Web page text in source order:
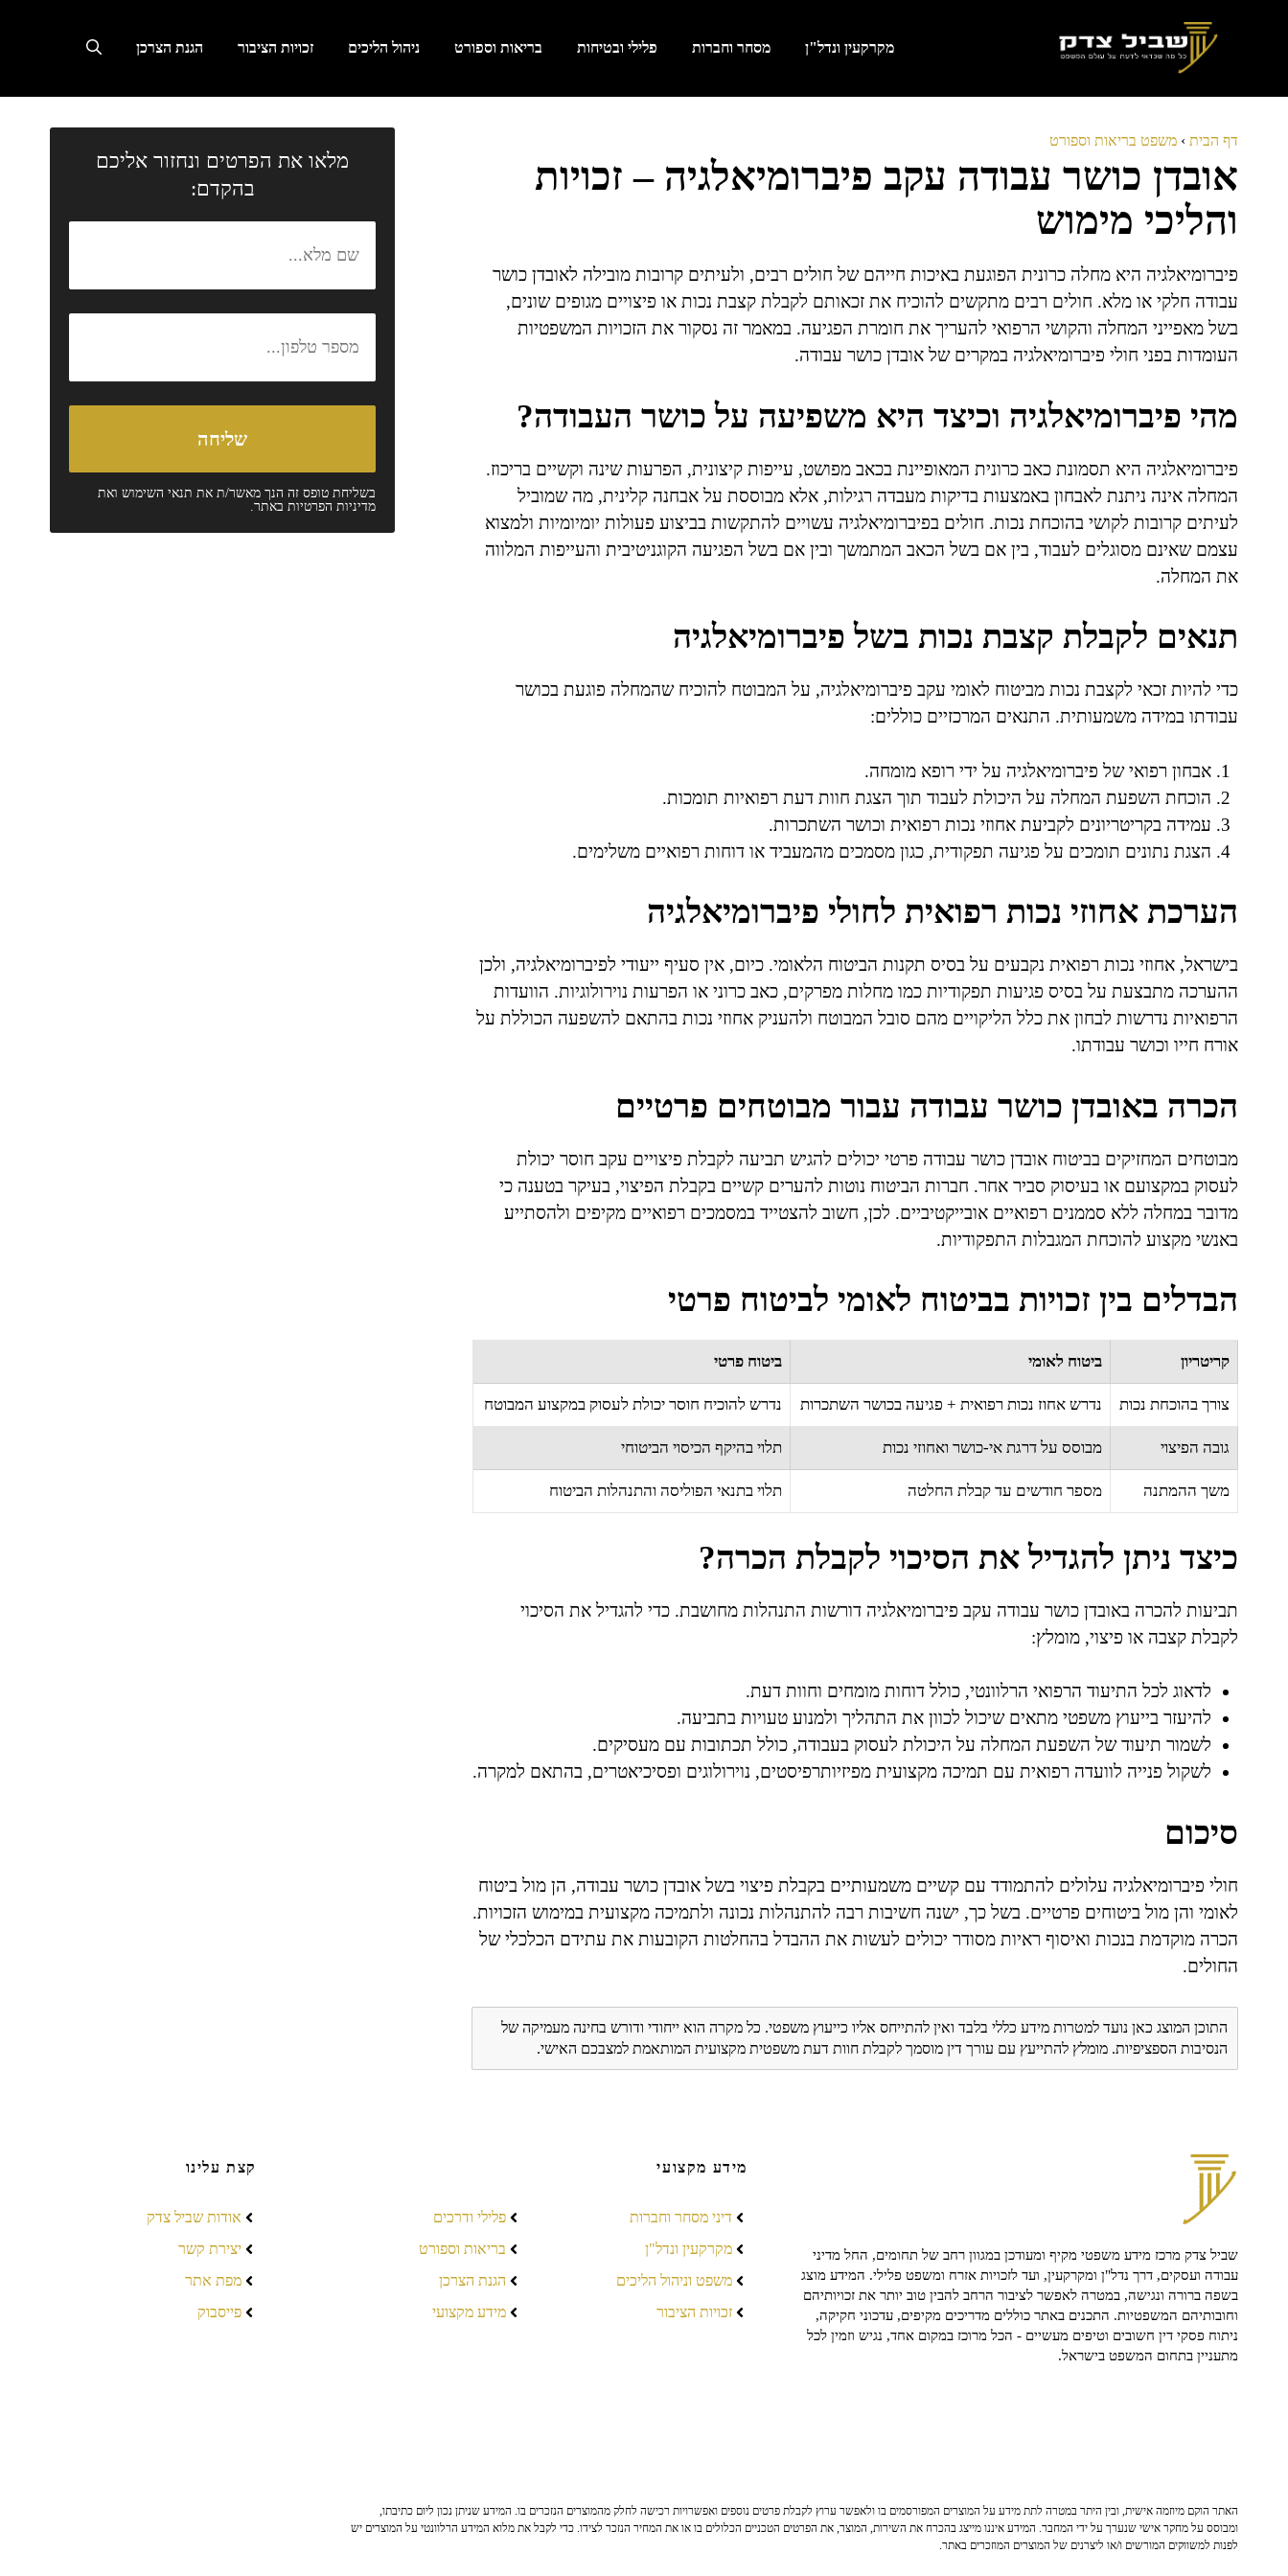
מקרקעין ונדל"ן מסחר וחברות פלילי ובטיחות בריאות וספורט ניהול הליכים זכויות הציבור הגנת הצרכן
דף הבית › משפט בריאות וספורט
אובדן כושר עבודה עקב פיברומיאלגיה – זכויות
והליכי מימוש
פיברומיאלגיה היא מחלה כרונית הפוגעת באיכות חייהם של חולים רבים, ולעיתים קרובות מובילה לאובדן כושר
עבודה חלקי או מלא. חולים רבים מתקשים להוכיח את זכאותם לקבלת קצבת נכות או פיצויים מגופים שונים,
בשל מאפייני המחלה והקושי הרפואי להעריך את חומרת הפגיעה. במאמר זה נסקור את הזכויות המשפטיות
העומדות בפני חולי פיברומיאלגיה במקרים של אובדן כושר עבודה.
מהי פיברומיאלגיה וכיצד היא משפיעה על כושר העבודה?
פיברומיאלגיה היא תסמונת כאב כרונית המאופיינת בכאב מפושט, עייפות קיצונית, הפרעות שינה וקשיים בריכוז.
המחלה אינה ניתנת לאבחון באמצעות בדיקות מעבדה רגילות, אלא מבוססת על אבחנה קלינית, מה שמוביל
לעיתים קרובות לקושי בהוכחת נכות. חולים בפיברומיאלגיה עשויים להתקשות בביצוע פעולות יומיומיות ולמצוא
עצמם שאינם מסוגלים לעבוד, בין אם בשל הכאב המתמשך ובין אם בשל הפגיעה הקוגניטיבית והעייפות המלווה
את המחלה.
תנאים לקבלת קצבת נכות בשל פיברומיאלגיה
כדי להיות זכאי לקצבת נכות מביטוח לאומי עקב פיברומיאלגיה, על המבוטח להוכיח שהמחלה פוגעת בכושר
עבודתו במידה משמעותית. התנאים המרכזיים כוללים:
אבחון רפואי של פיברומיאלגיה על ידי רופא מומחה.
הוכחת השפעת המחלה על היכולת לעבוד תוך הצגת חוות דעת רפואיות תומכות.
עמידה בקריטריונים לקביעת אחוזי נכות רפואית וכושר השתכרות.
הצגת נתונים תומכים על פגיעה תפקודית, כגון מסמכים מהמעביד או דוחות רפואיים משלימים.
הערכת אחוזי נכות רפואית לחולי פיברומיאלגיה
בישראל, אחוזי נכות רפואית נקבעים על בסיס תקנות הביטוח הלאומי. כיום, אין סעיף ייעודי לפיברומיאלגיה, ולכן
ההערכה מתבצעת על בסיס פגיעות תפקודיות כמו מחלות מפרקים, כאב כרוני או הפרעות נוירולוגיות. הוועדות
הרפואיות נדרשות לבחון את כלל הליקויים מהם סובל המבוטח ולהעניק אחוזי נכות בהתאם להשפעה הכוללת על
אורח חייו וכושר עבודתו.
הכרה באובדן כושר עבודה עבור מבוטחים פרטיים
מבוטחים המחזיקים בביטוח אובדן כושר עבודה פרטי יכולים להגיש תביעה לקבלת פיצויים עקב חוסר יכולת
לעסוק במקצועם או בעיסוק סביר אחר. חברות הביטוח נוטות להערים קשיים בקבלת הפיצוי, בעיקר בטענה כי
מדובר במחלה ללא סממנים רפואיים אובייקטיביים. לכן, חשוב להצטייד במסמכים רפואיים מקיפים ולהסתייע
באנשי מקצוע להוכחת המגבלות התפקודיות.
הבדלים בין זכויות בביטוח לאומי לביטוח פרטי
קריטריון ביטוח לאומי ביטוח פרטי
צורך בהוכחת נכות נדרש אחוז נכות רפואית + פגיעה בכושר השתכרות נדרש להוכיח חוסר יכולת לעסוק במקצוע המבוטח
גובה הפיצוי מבוסס על דרגת אי-כושר ואחוזי נכות תלוי בהיקף הכיסוי הביטוחי
משך ההמתנה מספר חודשים עד קבלת החלטה תלוי בתנאי הפוליסה והתנהלות הביטוח
כיצד ניתן להגדיל את הסיכוי לקבלת הכרה?
תביעות להכרה באובדן כושר עבודה עקב פיברומיאלגיה דורשות התנהלות מחושבת. כדי להגדיל את הסיכוי
לקבלת קצבה או פיצוי, מומלץ:
לדאוג לכל התיעוד הרפואי הרלוונטי, כולל דוחות מומחים וחוות דעת.
להיעזר בייעוץ משפטי מתאים שיכול לכוון את התהליך ולמנוע טעויות בתביעה.
לשמור תיעוד של השפעת המחלה על היכולת לעסוק בעבודה, כולל תכתובות עם מעסיקים.
לשקול פנייה לוועדה רפואית עם תמיכה מקצועית מפיזיותרפיסטים, נוירולוגים ופסיכיאטרים, בהתאם למקרה.
סיכום
חולי פיברומיאלגיה עלולים להתמודד עם קשיים משמעותיים בקבלת פיצוי בשל אובדן כושר עבודה, הן מול ביטוח
לאומי והן מול ביטוחים פרטיים. בשל כך, ישנה חשיבות רבה להתנהלות נכונה ולתמיכה מקצועית במימוש הזכויות.
הכרה מוקדמת בנכות ואיסוף ראיות מסודר יכולים לעשות את ההבדל בהחלטות הקובעות את עתידם הכלכלי של
החולים.
התוכן המוצג כאן נועד למטרות מידע כללי בלבד ואין להתייחס אליו כייעוץ משפטי. כל מקרה הוא ייחודי ודורש בחינה מעמיקה של
הנסיבות הספציפיות. מומלץ להתייעץ עם עורך דין מוסמך לקבלת חוות דעת משפטית מקצועית המותאמת למצבכם האישי.
מלאו את הפרטים ונחזור אליכם
בהקדם:
בשליחת טופס זה הנך מאשר/ת את תנאי השימושואת
מדיניות הפרטיותבאתר.
שביל צדק מרכז מידע משפטי מקיף ומעודכן במגוון רחב של תחומים, החל מדיני
עבודה ועסקים, דרך נדל"ן ומקרקעין, ועד לזכויות אזרח ומשפט פלילי. המידע מוצג
בשפה ברורה ונגישה, במטרה לאפשר לציבור הרחב להבין טוב יותר את זכויותיהם
וחובותיהם המשפטיות. התכנים באתר כוללים מדריכים מקיפים, עדכוני חקיקה,
ניתוח פסקי דין חשובים וטיפים מעשיים - הכל מרוכז במקום אחד, נגיש וזמין לכל
מתעניין בתחום המשפט בישראל.
מידע מקצועי
דיני מסחר וחברות
מקרקעין ונדל"ן
משפט וניהול הליכים
זכויות הציבור
פלילי ודרכים
בריאות וספורט
הגנת הצרכן
מידע מקצועי
קצת עלינו
אודות שביל צדק
יצירת קשר
מפת אתר
פייסבוק
האתר הוקם מיוזמה אישית, ובין היתר במטרה לתת מידע על המוצרים המפורסמים בו ולאפשר ערוץ לקבלת פרטים נוספים ואפשרויות רכישה לחלק מהמוצרים הנזכרים בו. המידע שניתן נכון ליום כתיבתו,
ומבוסס על מחקר אישי שנערך על ידי המחבר. המידע איננו מייצג בהכרח את השירות, המוצר, את הפרטים הטכניים הכלולים בו או את המחיר הנזכר לצידו. כדי לקבל את מלוא המידע הרלוונטי על המוצרים יש
לפנות למשווקים המורשים ו/או ליצרנים של המוצרים המוזכרים באתר.